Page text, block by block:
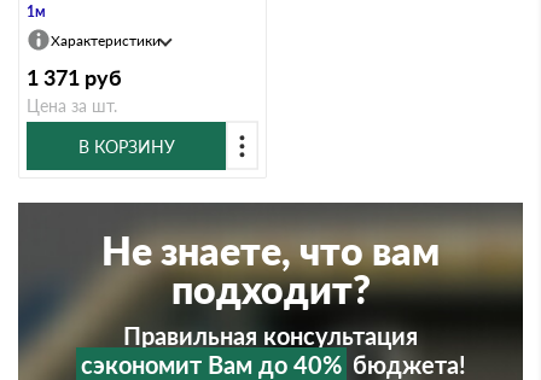
1м
Характеристики
1 371 руб
Цена за шт.
В КОРЗИНУ
Не знаете, что вам
подходит?
Правильная консультация
сэкономит Вам до 40% бюджета!